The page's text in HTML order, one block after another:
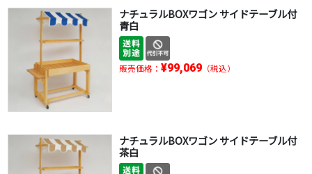
ナチュラルBOXワゴン サイドテーブル付
青白
販売価格： ¥99,069（税込）
ナチュラルBOXワゴン サイドテーブル付
茶白